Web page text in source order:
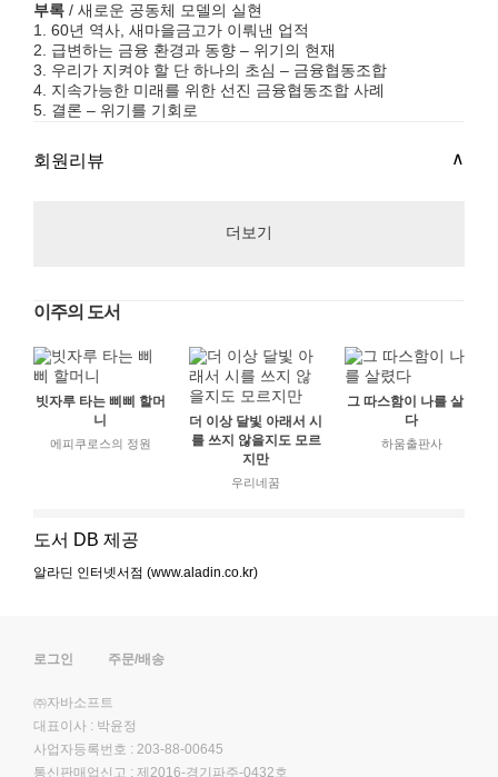
부록 / 새로운 공동체 모델의 실현
1. 60년 역사, 새마을금고가 이뤄낸 업적
2. 급변하는 금융 환경과 동향 – 위기의 현재
3. 우리가 지켜야 할 단 하나의 초심 – 금융협동조합
4. 지속가능한 미래를 위한 선진 금융협동조합 사례
5. 결론 – 위기를 기회로
회원리뷰
더보기
이주의 도서
빗자루 타는 삐삐 할머
니
에피쿠로스의 정원
더 이상 달빛 아래서 시
를 쓰지 않을지도 모르
지만
우리네꿈
그 따스함이 나를 살렸
다
하움출판사
도서 DB 제공
알라딘 인터넷서점 (www.aladin.co.kr)
로그인 주문/배송
㈜자바소프트
대표이사 : 박윤정
사업자등록번호 : 203-88-00645
통신판매업신고 : 제2016-경기파주-0432호